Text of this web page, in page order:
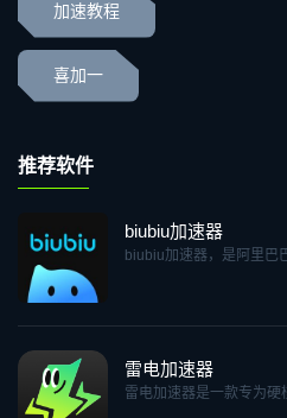
加速教程
喜加一
推荐软件
biubiu加速器
biubiu加速器，是阿里巴
雷电加速器
雷电加速器是一款专为硬